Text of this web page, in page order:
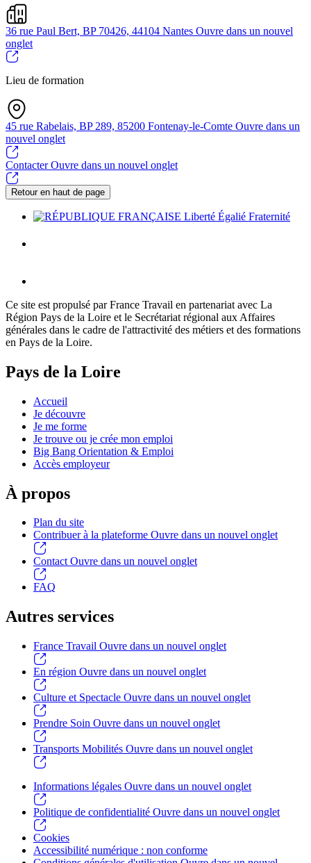
36 rue Paul Bert, BP 70426, 44104 Nantes Ouvre dans un nouvel
onglet
Lieu de formation
45 rue Rabelais, BP 289, 85200 Fontenay-le-Comte Ouvre dans un
nouvel onglet
ContacterOuvre dans un nouvel onglet
Retour en haut de page
Ce site est propulsé par France Travail en partenariat avec La
Région Pays de la Loire et le Secrétariat régional aux Affaires
générales dans le cadre de l'attractivité des métiers et des formations
en Pays de la Loire.
Pays de la Loire
Accueil
Je découvre
Je me forme
Je trouve ou je crée mon emploi
Big Bang Orientation & Emploi
Accès employeur
À propos
Plan du site
Contribuer à la plateforme Ouvre dans un nouvel onglet
Contact Ouvre dans un nouvel onglet
FAQ
Autres services
France Travail Ouvre dans un nouvel onglet
En région Ouvre dans un nouvel onglet
Culture et Spectacle Ouvre dans un nouvel onglet
Prendre Soin Ouvre dans un nouvel onglet
Transports Mobilités Ouvre dans un nouvel onglet
Informations légales Ouvre dans un nouvel onglet
Politique de confidentialité Ouvre dans un nouvel onglet
Cookies
Accessibilité numérique : non conforme